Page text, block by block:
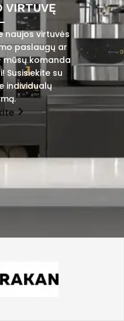
VIRTUVĘ
naujos virtuvės
paslaugų ar
mūsų komanda
Susisiekite su
individualų